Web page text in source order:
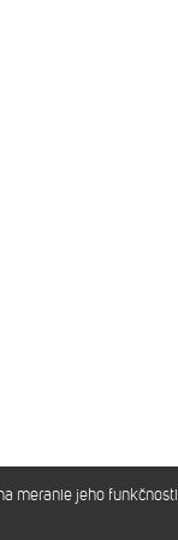
meranie jeho